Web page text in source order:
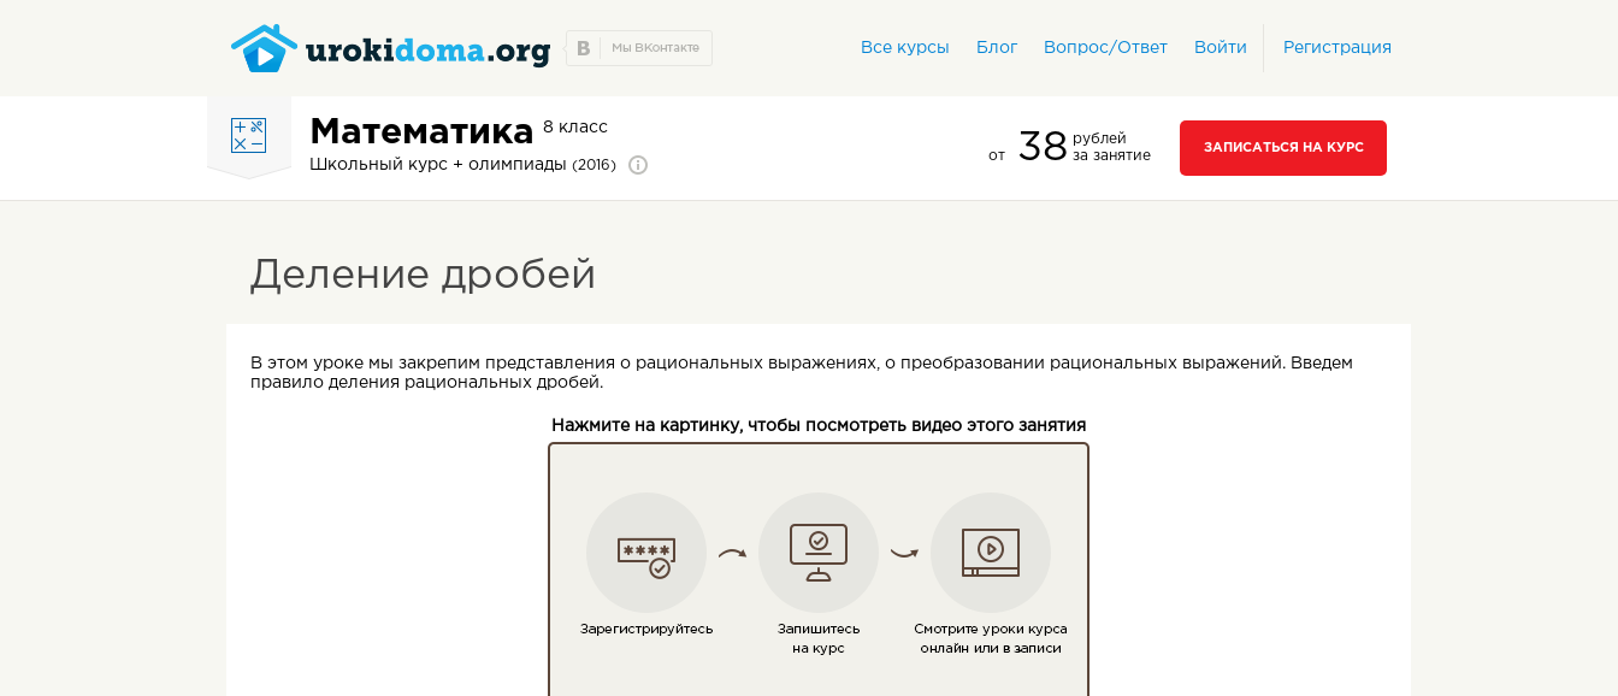
Все курсы Блог Вопрос/Ответ Войти Регистрация
Математика 8 класс
Школьный курс + олимпиады (2016)
от 38 рублей
за занятие
ЗАПИСАТЬСЯ НА КУРС
Деление дробей
В этом уроке мы закрепим представления о рациональных выражениях, о преобразовании рациональных выражений. Введем
правило деления рациональных дробей.
Нажмите на картинку, чтобы посмотреть видео этого занятия